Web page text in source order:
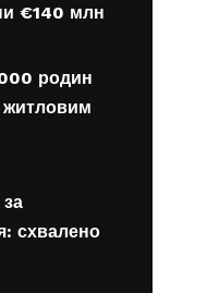
€140 млн
родин
житловим
схвалено